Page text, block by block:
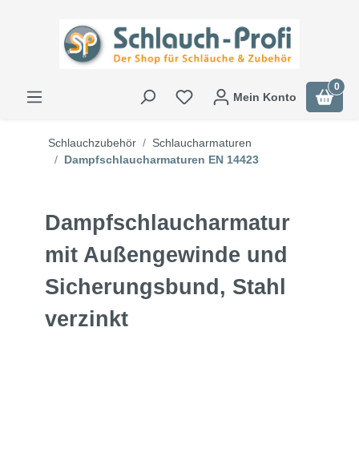
Mein Konto
0
Schlauchzubehör
Schlaucharmaturen
Dampfschlaucharmaturen EN 14423
Dampfschlaucharmatur
mit Außengewinde und
Sicherungsbund, Stahl
verzinkt